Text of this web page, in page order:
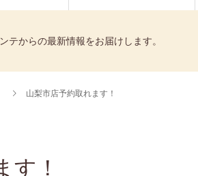
テからの最新情報をお届けします。
山梨市店予約取れます！
す！